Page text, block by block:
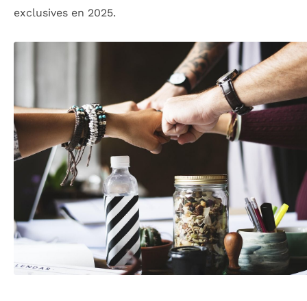
exclusives en 2025.